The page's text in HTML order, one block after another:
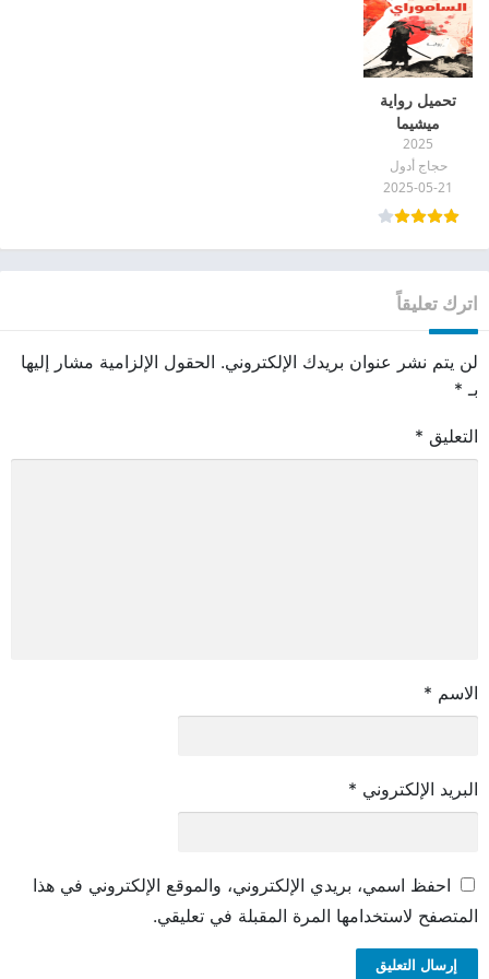
تحميل رواية
ميشيما
الساموراي pdf
2025
حجاج أدول
2025-05-21
اترك تعليقاً
لن يتم نشر عنوان بريدك الإلكتروني. الحقول الإلزامية مشار إليها
بـ *
التعليق *
الاسم *
البريد الإلكتروني *
احفظ اسمي، بريدي الإلكتروني، والموقع الإلكتروني في هذا
المتصفح لاستخدامها المرة المقبلة في تعليقي.